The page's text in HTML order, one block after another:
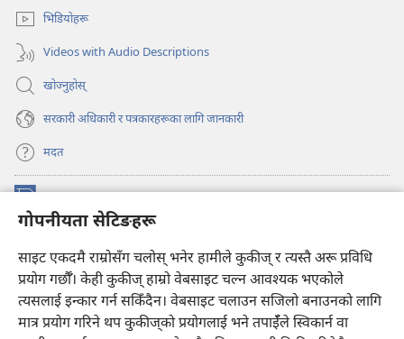
गोपनीयता सेटिङहरू
साइट एकदमै राम्रोसँग चलोस् भनेर हामीले कुकीज् र त्यस्तै अरू प्रविधि
प्रयोग गर्छौँ। केही कुकीज्‌ हाम्रो वेबसाइट चल्न आवश्यक भएकोले
त्यसलाई इन्कार गर्न सकिँदैन। वेबसाइट चलाउन सजिलो बनाउनको लागि
मात्र प्रयोग गरिने थप कुकीज्‌को प्रयोगलाई भने तपाईँले स्विकार्न वा
खुल्नेछ)
नयाँ
पृष्ठ
खुल्नेछ)
भिडियोहरू
Videos with Audio Descriptions
खोज्नुहोस्‌
सरकारी अधिकारी र पत्रकारहरूका लागि जानकारी
मदत
(ब्राउजरको
अर्को
नयाँ
पृष्ठ
प्रहरीधरहरा अनलाइन लाइब्रेरी
(ब्राउजरको
अर्को
नयाँ
पृष्ठ
JW Hub ®
(ब्राउजरको
अर्को
ट्याबमा
JW लाइब्रेरी